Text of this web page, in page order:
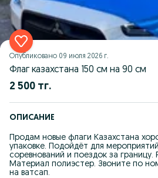
Опубликовано 09 июля 2026 г.
Флаг казахстана 150 см на 90 см
2 500 тг.
ОПИСАНИЕ
Продам новые флаги Казахстана
упаковке. Подойдёт для
соревнований и поездок за границу.
Материал полиэстер. Звоните по
на ватсап.